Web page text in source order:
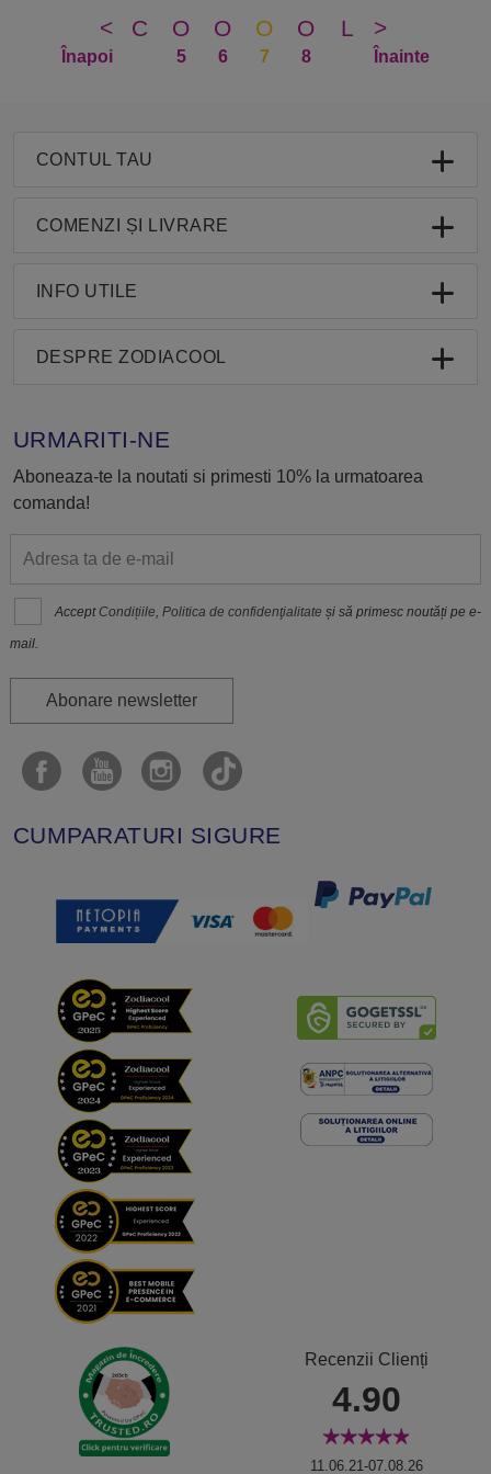
<
Înapoi
C O
5
O
6
O
7
O
8
L >
Înainte
CONTUL TAU
COMENZI ȘI LIVRARE
INFO UTILE
DESPRE ZODIACOOL
URMARITI-NE
Aboneaza-te la noutati si primesti 10% la urmatoarea
comanda!
Accept Condițiile ,Politica de confidenţialitate și să primesc noutăți pe e-
mail.
Abonare newsletter
CUMPARATURI SIGURE
Recenzii Clienți
4.90
11.06.21-07.08.26